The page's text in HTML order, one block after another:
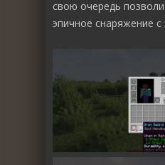
свою очередь
эпичное снаряжение с